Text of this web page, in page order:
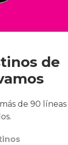
de
de 90 líneas